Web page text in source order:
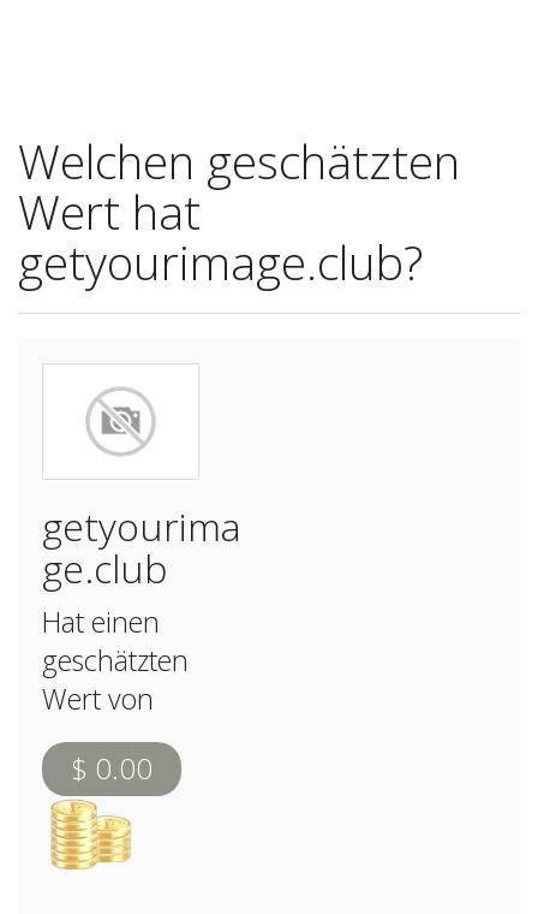
Welchen geschätzten
Wert hat
getyourimage.club?
getyourima
ge.club
Hat einen
geschätzten
Wert von
$ 0.00